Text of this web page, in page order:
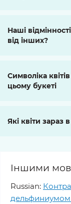
Наші
від інших?
Символіка
цьому букеті
Які квіти зараз
Іншими
Russian:
дельфиниумом